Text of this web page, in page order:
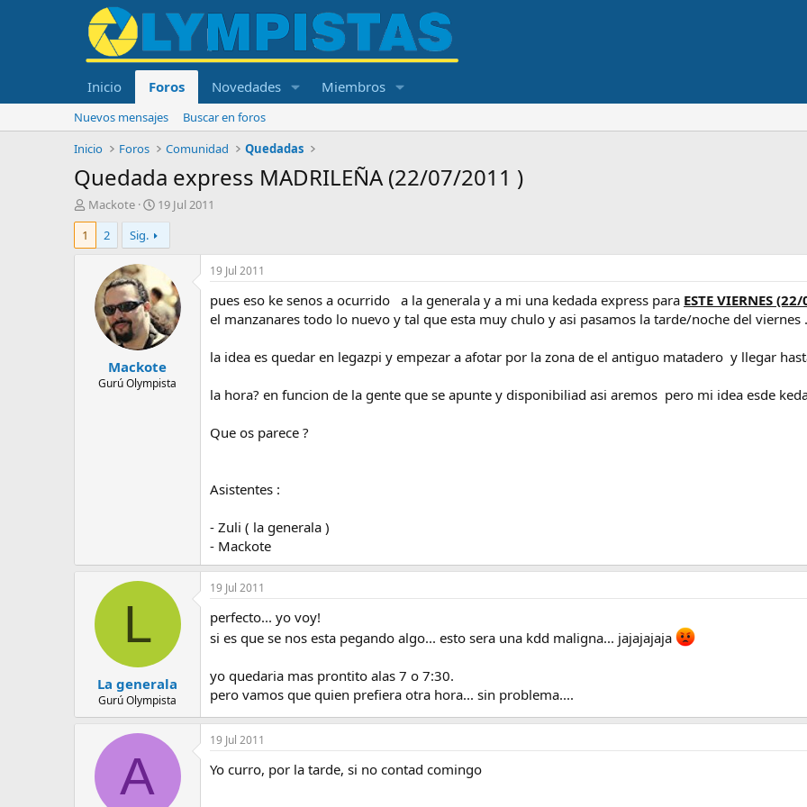
Inicio Foros Novedades Miembros
Nuevos mensajes
Buscar en foros
Inicio
Foros Comunidad Quedadas
Quedada express MADRILEÑA (22/07/2011 )
I
n
c
Mackote
F
e
c
h
a
d
e
i
n
i
c
i
19 Jul 2011
1
2 Sig.
Mackote
Gurú Olympista
19 Jul 2011
pues eso ke senos a ocurrido a la generala y a mi una kedada express para ESTE VIERNES
el manzanares todo lo nuevo y tal que esta muy chulo y asi pasamos la tarde/noche del viernes .
la idea es quedar en legazpi y empezar a afotar por la zona de el antiguo matadero y llegar
la hora? en funcion de la gente que se apunte y disponibiliad asi aremos pero mi idea esde
Que os parece ?
Asistentes :
- Zuli ( la generala )
- Mackote
L
La generala
Gurú Olympista
19 Jul 2011
perfecto... yo voy!
si es que se nos esta pegando algo... esto sera una kdd maligna... jajajajaja
yo quedaria mas prontito alas 7 o 7:30.
pero vamos que quien prefiera otra hora... sin problema....
A
19 Jul 2011
Yo curro, por la tarde, si no contad comingo